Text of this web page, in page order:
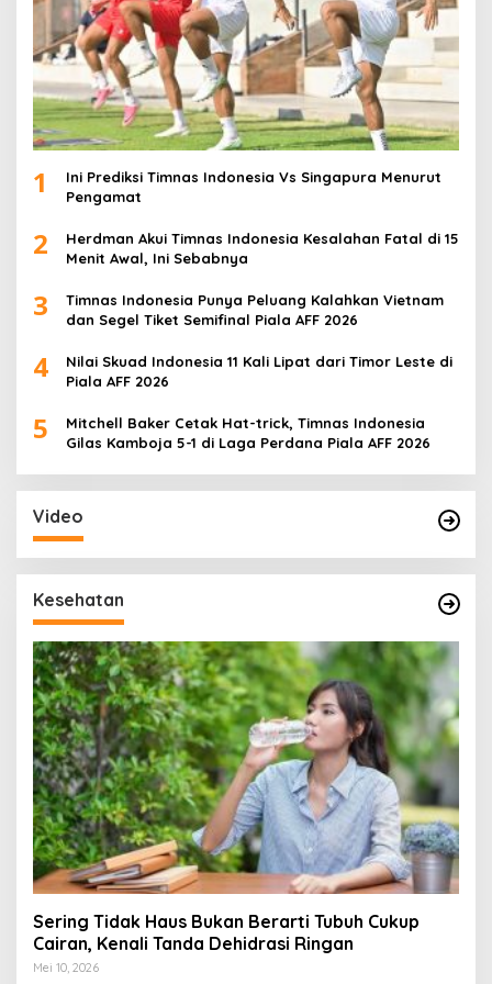
1
Ini Prediksi Timnas Indonesia Vs Singapura Menurut
Pengamat
2
Herdman Akui Timnas Indonesia Kesalahan Fatal di 15
Menit Awal, Ini Sebabnya
3
Timnas Indonesia Punya Peluang Kalahkan Vietnam
dan Segel Tiket Semifinal Piala AFF 2026
4
Nilai Skuad Indonesia 11 Kali Lipat dari Timor Leste di
Piala AFF 2026
5
Mitchell Baker Cetak Hat-trick, Timnas Indonesia
Gilas Kamboja 5-1 di Laga Perdana Piala AFF 2026
Video
Kesehatan
Sering Tidak Haus Bukan Berarti Tubuh Cukup
Cairan, Kenali Tanda Dehidrasi Ringan
Mei 10, 2026